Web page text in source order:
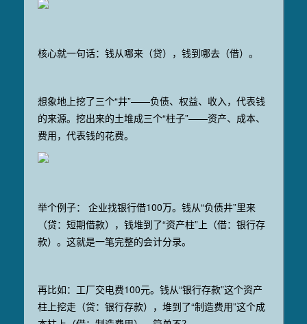
核心就一句话：钱从哪来（贷），钱到哪去（借）。
想象地上挖了三个“井”——负债、权益、收入，代表钱
的来源。挖出来的土堆成三个“柱子”——资产、成本、
费用，代表钱的花费。
举个例子： 企业找银行借100万。钱从“负债井”里来
（贷：短期借款），钱堆到了“资产柱”上（借：银行存
款）。这就是一笔完整的会计分录。
再比如：工厂交电费100元。钱从“银行存款”这个资产
柱上挖走（贷：银行存款），堆到了“制造费用”这个成